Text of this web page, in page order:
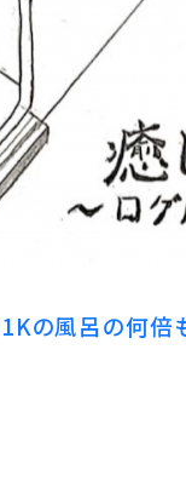
の風呂の何倍